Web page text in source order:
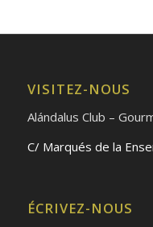
VISITEZ-NOUS
Alándalus Club –
C/ Marqués de la
ÉCRIVEZ-NOUS